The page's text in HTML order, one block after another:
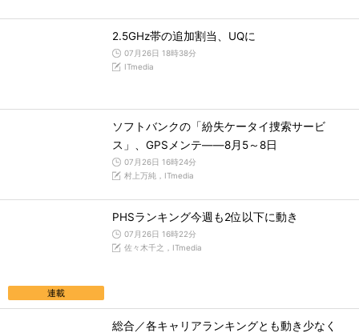
2.5GHz帯の追加割当、UQに
07月26日 18時38分
ITmedia
ソフトバンクの「紛失ケータイ捜索サービ
ス」、GPSメンテ――8月5～8日
07月26日 16時24分
村上万純，ITmedia
連載
PHSランキング今週も2位以下に動き
07月26日 16時22分
佐々木千之，ITmedia
総合／各キャリアランキングとも動き少なく